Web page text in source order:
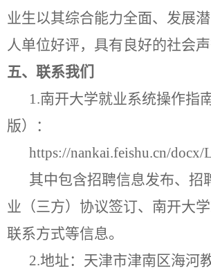
业生以其综合能力全面、发展
人单位好评，具有良好的社会声
五、联系我们
1.南开大学就业系统操作指
版）：
https://nankai.feishu.cn/
其中包含招聘信息发布、招
业（三方）协议签订、南开大
联系方式等信息。
2.地址：天津市津南区海河